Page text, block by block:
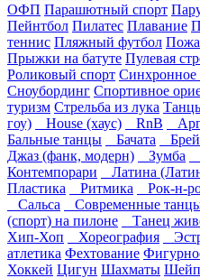
ОФП Парашютный спорт
Пейнтбол Пилатес Плавание
теннис Пляжный футбол
Прыжки на батуте Пулевая
Роликовый спорт Синхронное
Сноубординг Спортивное
туризм Стрельба из лука
гоу)
House (хаус) RnB
Бальные танцы
Бачата
Джаз (фанк, модерн)
Зумба
Контемпорари
Латина
Пластика
Ритмика Рок-н-
Сальса
Современные
(спорт) на пилоне
Танец
Хип-Хоп
Хореография
атлетика Фехтование
Хоккей Цигун Шахматы